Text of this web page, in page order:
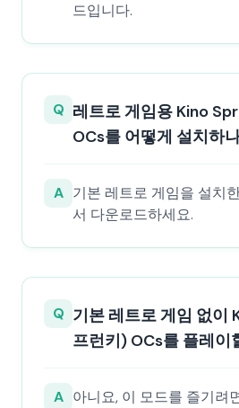
드입니다.
Q 레트로 게임용 Kino
OCs를 어떻게 설치하
A 기본 레트로 게임을 설치
서 다운로드하세요.
Q 기본 레트로 게임 없이
프런키) OCs를 플레이
A 아니요, 이 모드를 즐기려